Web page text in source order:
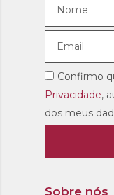
Sobre nós
Confirmo
Privacidade,
dos meus